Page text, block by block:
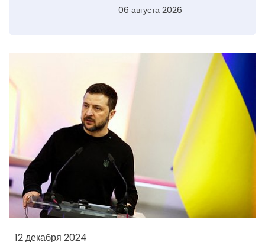
06 августа 2026
12 декабря 2024